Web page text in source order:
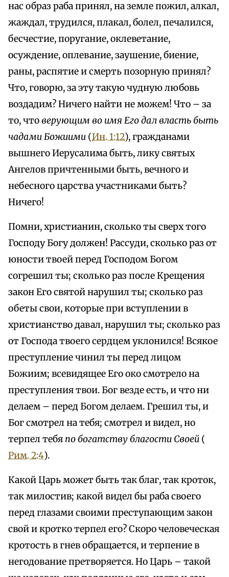
нас образ раба принял, на земле пожил, алкал,
жаждал, трудился, плакал, болел, печалился,
бесчестие, поругание, оклеветание,
осуждение, оплевание, заушение, биение,
раны, распятие и смерть позорную принял?
Что, говорю, за эту такую чудную любовь
воздадим? Ничего найти не можем! Что – за
то, чтоверующим во имя Его дал власть быть
чадами Божиими (Ин. 1:12), гражданами
вышнего Иерусалима быть, лику святых
Ангелов причтенными быть, вечного и
небесного царства участниками быть?
Ничего!
Помни, христианин, сколько ты сверх того
Господу Богу должен! Рассуди, сколько раз от
юности твоей перед Господом Богом
согрешил ты; сколько раз после Крещения
закон Его святой нарушил ты; сколько раз
обеты свои, которые при вступлении в
христианство давал, нарушил ты; сколько раз
от Господа твоего сердцем уклонился! Всякое
преступление чинил ты перед лицом
Божиим; всевидящее Его око смотрело на
преступления твои. Бог везде есть, и что ни
делаем – перед Богом делаем. Грешил ты, и
Бог смотрел на тебя; смотрел и видел, но
терпел тебя по богатству благости Своей (
Рим. 2:4).
Какой Царь может быть так благ, так кроток,
так милостив; какой видел бы раба своего
перед глазами своими преступающим закон
свой и кротко терпел его? Скоро человеческая
кротость в гнев обращается, и терпение в
негодование претворяется. Но Царь – такой